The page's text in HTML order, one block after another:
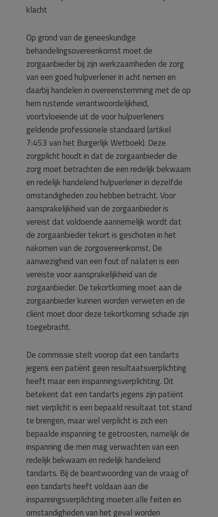
klacht
Op grond van de geneeskundige
behandelingsovereenkomst moet de
zorgaanbieder bij zijn werkzaamheden de zorg
van een goed hulpverlener in acht nemen en
daarbij handelen in overeenstemming met de op
hem rustende verantwoordelijkheid,
voortvloeiende uit de voor hulpverleners
geldende professionele standaard (artikel
7:453 van het Burgerlijk Wetboek). Deze
zorgplicht houdt in dat de zorgaanbieder die
zorg moet betrachten die een redelijk bekwaam
en redelijk handelend hulpverlener in dezelfde
omstandigheden zou hebben betracht. Voor
aansprakelijkheid van de zorgaanbieder is
vereist dat voldoende aannemelijk wordt dat
de zorgaanbieder tekort is geschoten in het
nakomen van de zorgovereenkomst. De
aanwezigheid van een fout of nalaten is een
vereiste voor aansprakelijkheid van de
zorgaanbieder. De tekortkoming moet aan de
zorgaanbieder kunnen worden verweten en de
cliënt moet door deze tekortkoming schade zijn
toegebracht.
De commissie stelt voorop dat een tandarts
jegens een patiënt geen resultaatsverplichting
heeft maar een inspanningsverplichting. Dit
betekent dat een tandarts jegens zijn patiënt
niet verplicht is een bepaald resultaat tot stand
te brengen, maar wel verplicht is zich een
bepaalde inspanning te getroosten, namelijk de
inspanning die men mag verwachten van een
redelijk bekwaam en redelijk handelend
tandarts. Bij de beantwoording van de vraag of
een tandarts heeft voldaan aan die
inspanningsverplichting moeten alle feiten en
omstandigheden van het geval worden